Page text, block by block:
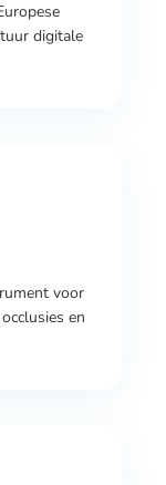
digitale
voor
en